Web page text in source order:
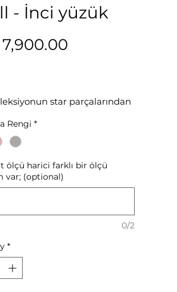
- İnci yüzük
7,900.00
star parçalarından
aranan
olmaya aday / 925 ayar
Rengi *
ölçü harici farklı bir ölçü
var; (optional)
0/2
*